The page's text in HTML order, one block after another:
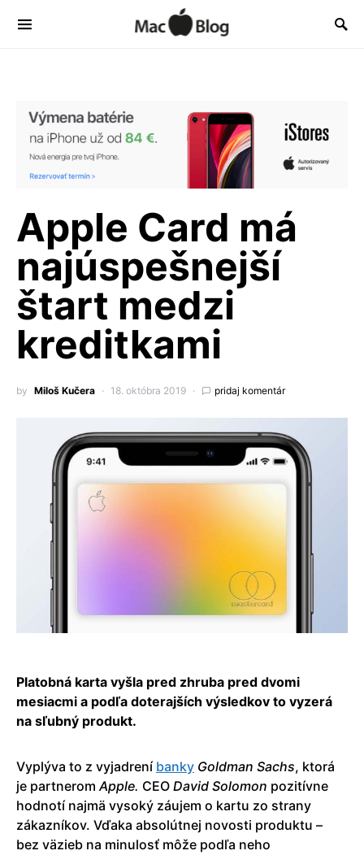
Apple Card má
najúspešnejší
štart medzi
kreditkami
by Miloš Kučera 18. októbra 2019 pridaj komentár
Platobná karta vyšla pred zhruba pred dvomi
mesiacmi a podľa doterajších výsledkov to vyzerá
na sľubný produkt.
Vyplýva to z vyjadrení banky Goldman Sachs, ktorá
je partneromApple. CEO David Solomon pozitívne
hodnotí najmä vysoký záujem o kartu zo strany
zákazníkov. Vďaka absolútnej novosti produktu –
bez väzieb na minulosť môže podľa neho